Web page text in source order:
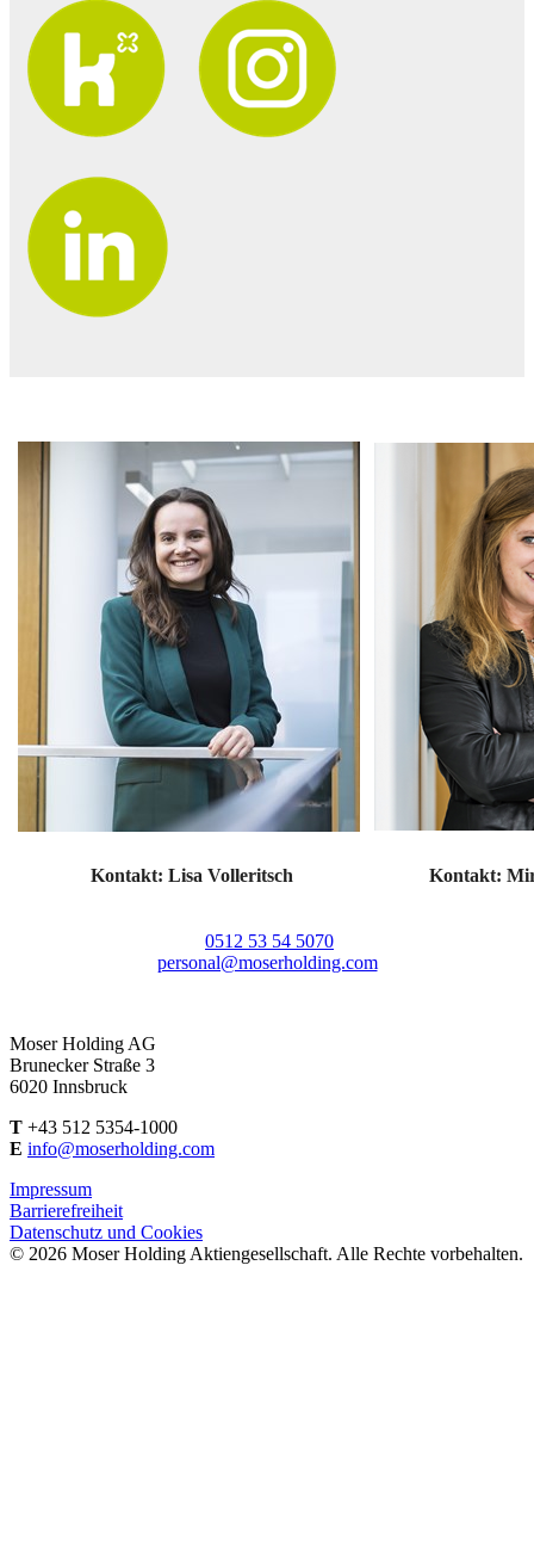
Kontakt: Lisa Volleritsch Kontakt:
0512 53 54 5070
personal@moserholding.com
Moser Holding AG
Brunecker Straße 3
6020 Innsbruck
T +43 512 5354-1000
E info@moserholding.com
Impressum
Barrierefreiheit
Datenschutz und Cookies
© 2026 Moser Holding Aktiengesellschaft. Alle Rechte vorbehalten.